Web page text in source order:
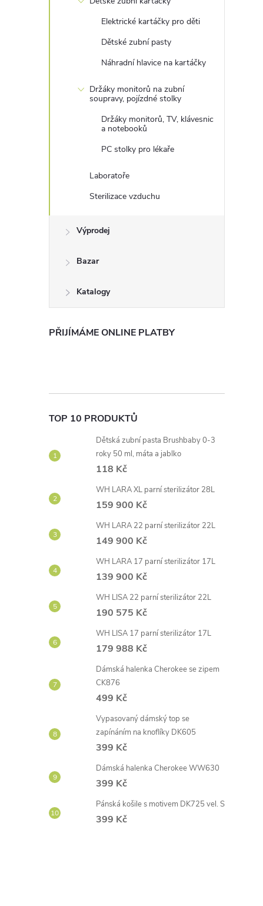
Elektrické kartáčky pro děti
Dětské zubní pasty
Náhradní hlavice na kartáčky
Držáky monitorů na zubní
soupravy, pojízdné stolky
Držáky monitorů, TV, klávesnic
a notebooků
PC stolky pro lékaře
Laboratoře
Sterilizace vzduchu
Výprodej
Bazar
Katalogy
PŘIJÍMÁME ONLINE PLATBY
TOP 10 PRODUKTŮ
Dětská zubní pasta Brushbaby 0-3
roky 50 ml, máta a jablko
118 Kč
WH LARA XL parní sterilizátor 28L
159 900 Kč
WH LARA 22 parní sterilizátor 22L
149 900 Kč
WH LARA 17 parní sterilizátor 17L
139 900 Kč
WH LISA 22 parní sterilizátor 22L
190 575 Kč
WH LISA 17 parní sterilizátor 17L
179 988 Kč
Dámská halenka Cherokee se zipem
CK876
499 Kč
Vypasovaný dámský top se
zapínáním na knoflíky DK605
399 Kč
Dámská halenka Cherokee WW630
399 Kč
Pánská košile s motivem DK725 vel. S
399 Kč